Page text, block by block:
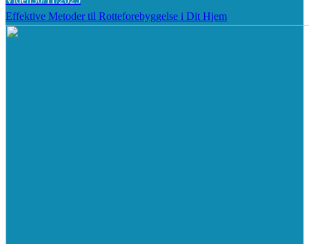
Effektive Metoder til Rotteforebyggelse i Dit Hjem